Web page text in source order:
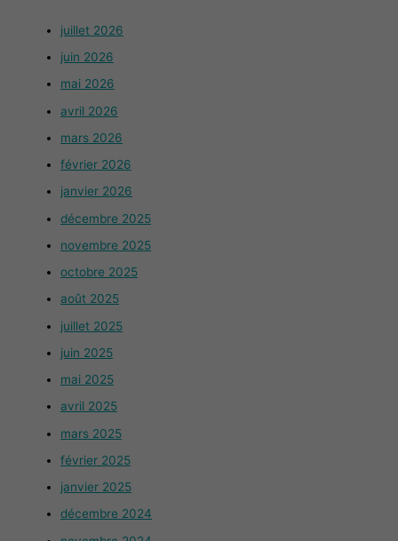
juillet 2026
juin 2026
mai 2026
avril 2026
mars 2026
février 2026
janvier 2026
décembre 2025
novembre 2025
octobre 2025
août 2025
juillet 2025
juin 2025
mai 2025
avril 2025
mars 2025
février 2025
janvier 2025
décembre 2024